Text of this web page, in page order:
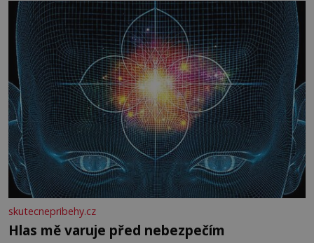
skutecnepribehy.cz
Hlas mě varuje před nebezpečím